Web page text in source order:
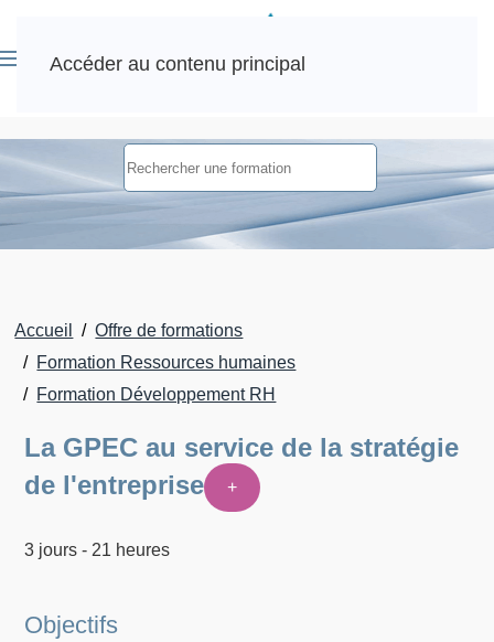
Accéder au contenu principal
Accueil
Offre de formations
Formation Ressources humaines
Formation Développement RH
La GPEC au service de la stratégie
de l'entreprise
+
3 jours - 21 heures
Objectifs